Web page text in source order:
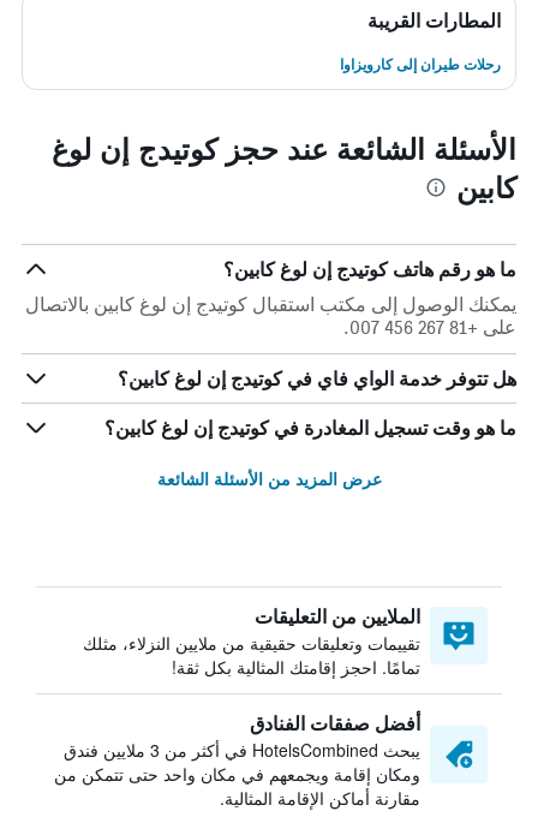
المطارات القريبة
رحلات طيران إلى كارويزاوا
الأسئلة الشائعة عند حجز كوتيدج إن لوغ
كابين
ما هو رقم هاتف كوتيدج إن لوغ كابين؟
يمكنك الوصول إلى مكتب استقبال كوتيدج إن لوغ كابين بالاتصال
على +81 267 456 007.
هل تتوفر خدمة الواي فاي في كوتيدج إن لوغ كابين؟
ما هو وقت تسجيل المغادرة في كوتيدج إن لوغ كابين؟
عرض المزيد من الأسئلة الشائعة
الملايين من التعليقات
تقييمات وتعليقات حقيقية من ملايين النزلاء، مثلك
تمامًا. احجز إقامتك المثالية بكل ثقة!
أفضل صفقات الفنادق
يبحث HotelsCombined في أكثر من 3 ملايين فندق
ومكان إقامة ويجمعهم في مكان واحد حتى تتمكن من
مقارنة أماكن الإقامة المثالية.